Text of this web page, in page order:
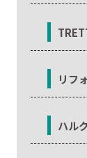
リフ
ハル